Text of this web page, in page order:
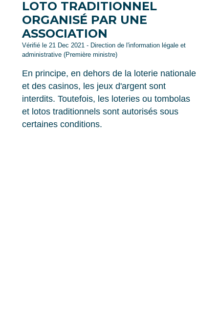
LOTO TRADITIONNEL
ORGANISÉ PAR UNE
ASSOCIATION
Vérifié le 21 Dec 2021 - Direction de l'information légale et
administrative (Première ministre)
En principe, en dehors de la loterie nationale
et des casinos, les jeux d'argent sont
interdits. Toutefois, les loteries ou tombolas
et lotos traditionnels sont autorisés sous
certaines conditions.